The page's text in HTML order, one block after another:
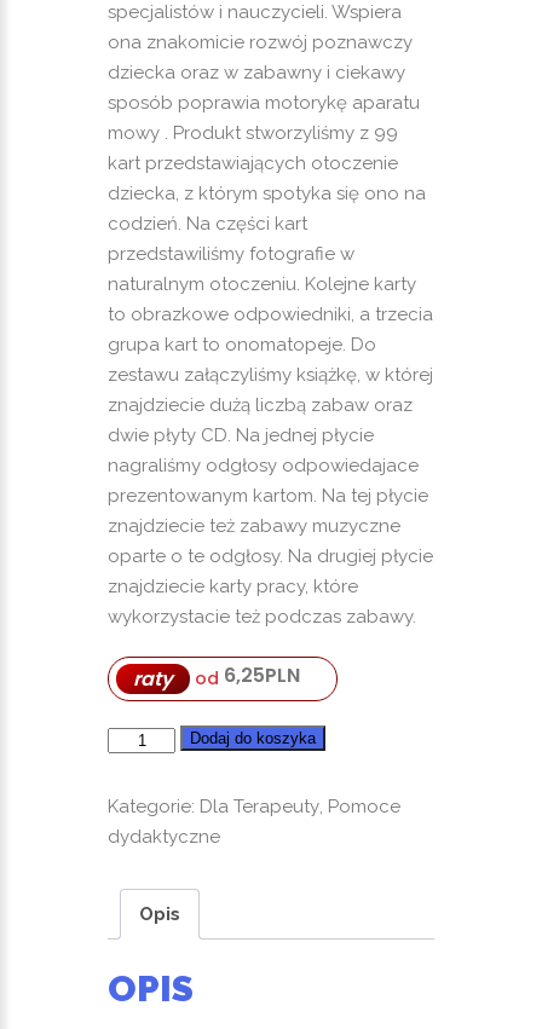
specjalistów i nauczycieli. Wspiera
ona znakomicie rozwój poznawczy
dziecka oraz w zabawny i ciekawy
sposób poprawia motorykę aparatu
mowy . Produkt stworzyliśmy z 99
kart przedstawiających otoczenie
dziecka, z którym spotyka się ono na
codzień. Na części kart
przedstawiliśmy fotografie w
naturalnym otoczeniu. Kolejne karty
to obrazkowe odpowiedniki, a trzecia
grupa kart to onomatopeje. Do
zestawu załączyliśmy książkę, w której
znajdziecie dużą liczbą zabaw oraz
dwie płyty CD. Na jednej płycie
nagraliśmy odgłosy odpowiedajace
prezentowanym kartom. Na tej płycie
znajdziecie też zabawy muzyczne
oparte o te odgłosy. Na drugiej płycie
znajdziecie karty pracy, które
wykorzystacie też podczas zabawy.
raty od 6,25PLN
ilość
dźwięków
-
Dodaj do koszyka
Kategorie: Dla Terapeuty, Pomoce
dydaktyczne
Opis
OPIS